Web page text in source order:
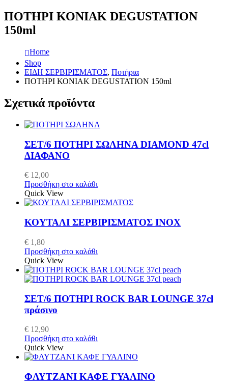
ΠΟΤΗΡΙ ΚΟΝΙΑΚ DEGUSTATION
150ml
Home
Shop
ΕΙΔΗ ΣΕΡΒΙΡΙΣΜΑΤΟΣ, Ποτήρια
ΠΟΤΗΡΙ ΚΟΝΙΑΚ DEGUSTATION 150ml
Σχετικά προϊόντα
ΣΕΤ/6 ΠΟΤΗΡΙ ΣΩΛΗΝΑ DIAMOND 47cl
ΔΙΑΦΑΝΟ
€ 12,00
Προσθήκη στο καλάθι
Quick View
ΚΟΥΤΑΛΙ ΣΕΡΒΙΡΙΣΜΑΤΟΣ INOX
€ 1,80
Προσθήκη στο καλάθι
Quick View
ΣΕΤ/6 ΠΟΤΗΡΙ ROCK BAR LOUNGE 37cl
πράσινο
€ 12,90
Προσθήκη στο καλάθι
Quick View
ΦΛΥΤΖΑΝΙ ΚΑΦΕ ΓΥΑΛΙΝΟ